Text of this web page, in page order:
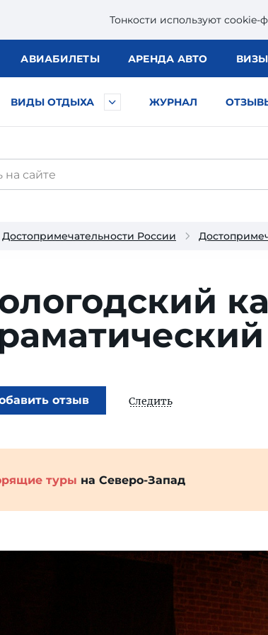
Тонкости используют сookie-
АВИАБИЛЕТЫ АРЕНДА АВТО ВИЗЫ
ВИДЫ ОТДЫХА ЖУРНАЛ
Достопримечательности России
отзыв Следить
туры на Северо-Запад